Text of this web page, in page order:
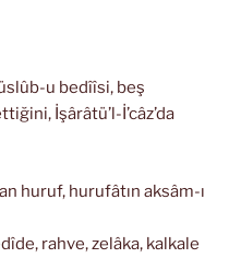
u bedîîsi, beş
İşârâtü’l-İ’câz’da
huruf, hurufâtın aksâm-ı
rahve, zelâka, kalkale